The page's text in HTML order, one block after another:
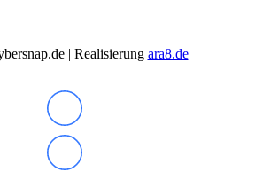
| Realisierung ara8.de